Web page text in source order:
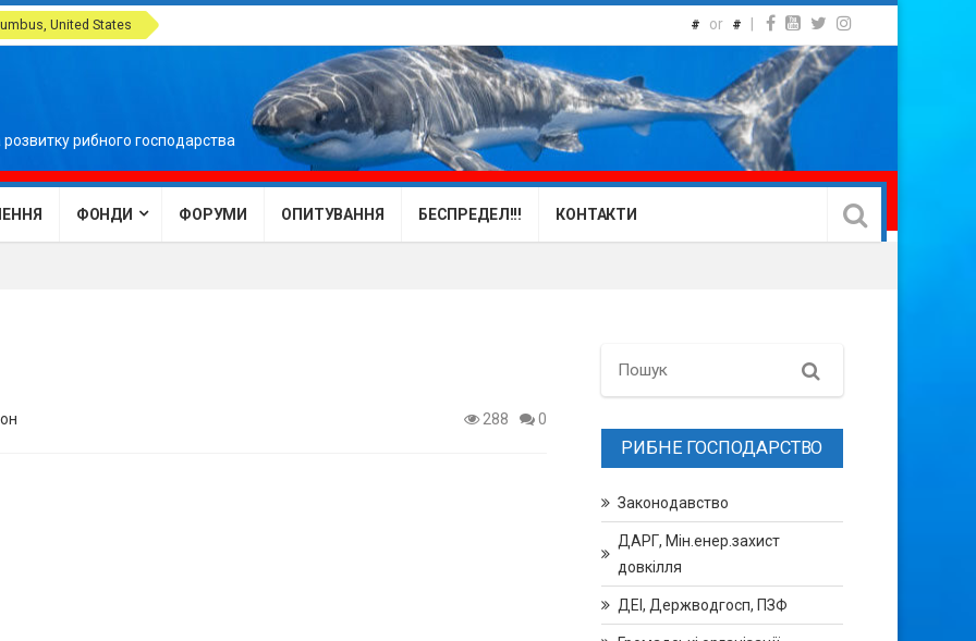
United States # or #
рибного господарства
ФОНДИ ФОРУМИ ОПИТУВАННЯ БЕСПРЕДЕЛ!!! КОНТАКТИ
288 0
Search
РИБНЕ ГОСПОДАРСТВО
Законодавство
ДАРГ, Мін.енер.захист
довкілля
ДЕІ, Держводгосп, ПЗФ